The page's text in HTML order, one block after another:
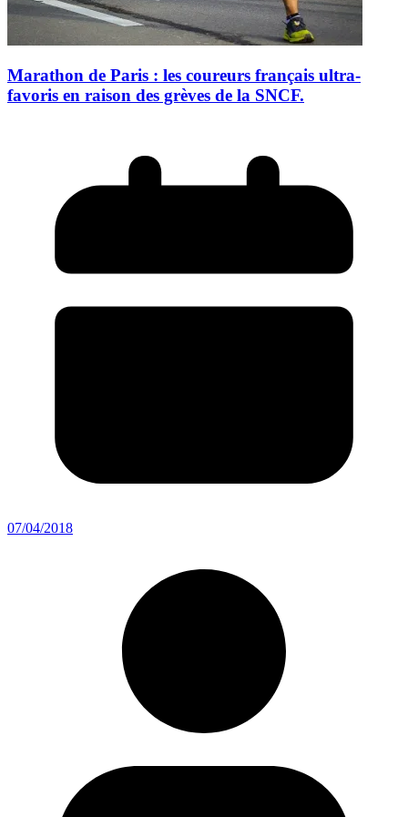
Marathon de Paris : les coureurs français ultra-
favoris en raison des grèves de la SNCF.
07/04/2018